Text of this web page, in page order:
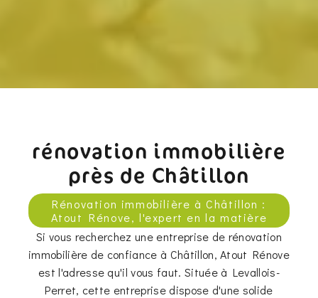
rénovation immobilière
près de Châtillon
Rénovation immobilière à Châtillon :
Atout Rénove, l'expert en la matière
Si vous recherchez une entreprise de rénovation
immobilière de confiance à Châtillon, Atout Rénove
est l'adresse qu'il vous faut. Située à Levallois-
Perret, cette entreprise dispose d'une solide